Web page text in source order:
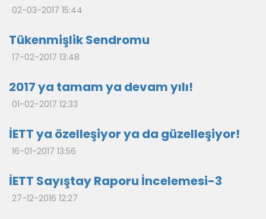
02-03-2017 15:44
Tükenmişlik Sendromu
17-02-2017 13:48
2017 ya tamam ya devam yılı!
01-02-2017 12:33
İETT ya özelleşiyor ya da güzelleşiyor!
16-01-2017 13:56
İETT Sayıştay Raporu İncelemesi-3
27-12-2016 12:27